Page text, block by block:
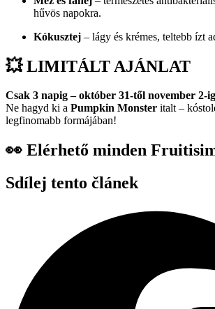
hűvös napokra.
Kókusztej – lágy és krémes, teltebb ízt
💥 LIMITÁLT AJÁNLAT
Csak 3 napig – október 31-től november 2-
Ne hagyd ki a Pumpkin Monster italt –
legfinomabb formájában!
👀 Elérhető minden
Sdílej tento článek